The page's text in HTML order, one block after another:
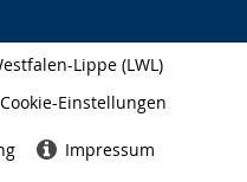
Lippe (LWL)
Cookie-Einstellungen
Impressum